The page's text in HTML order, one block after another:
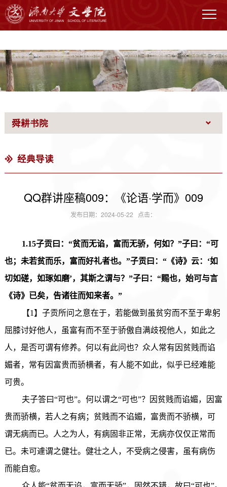
VSport - 体育胜利因您更精彩
舜耕书院
经典导读
QQ群讲座稿009：《论语·学而》009
发布日期：2024-05-22 点击：
1.15子贡曰：“贫而无谄，富而无骄，何如？”子曰：“可
也；未若贫而乐，富而好礼者也。”子贡曰：“《诗》云：‘如
切如磋，如琢如磨’，其斯之谓与？”子曰：“赐也，始可与言
《诗》已矣，告诸往而知来者。”
【1】子贡所问之意在于，若能做到虽贫穷而不至于卑躬
屈膝讨好他人，虽富有而不至于骄傲自满歧视他人，如此之
人，是否可谓有修养。何以有此问也？众人常有因贫贱而谄
媚者，常有因富贵而骄横者，有人能不如此，似乎已经难能
可贵。
夫子答曰“可也”。何以谓之“可也”？因贫贱而谄媚，因富
贵而骄横，若人之有病；贫贱而不谄媚，富贵而不骄横，可
谓无病而已。人之为人，有病固非正常，无病亦仅仅正常而
已。未可遽谓之健壮。健壮之人，不受病之侵害，虽有病伤
而能自愈。